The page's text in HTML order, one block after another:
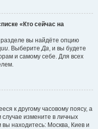
«Кто сейчас на
вы найдёте опцию
. ВыберитеДа, и вы будете
и самому себе. Для всех
к другому часовому поясу, а
случае измените в личных
вы находитесь: Москва, Киев и